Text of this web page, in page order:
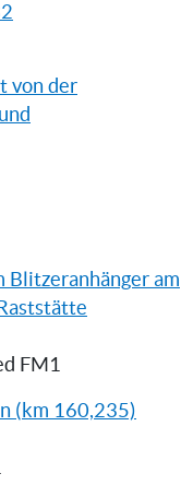
von der
Blitzeranhänger am
FM1
(km 160,235)